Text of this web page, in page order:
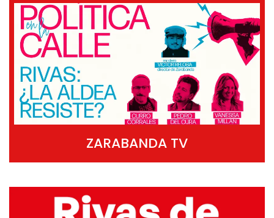
ZARABANDA TV